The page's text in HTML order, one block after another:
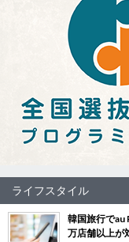
ライフスタイル
韓国旅行でau
万店舗以上が